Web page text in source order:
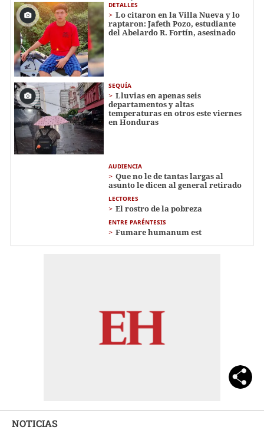
DETALLES
Lo citaron en la Villa Nueva y lo
raptaron: Jafeth Pozo, estudiante
del Abelardo R. Fortín, asesinado
SEQUÍA
Lluvias en apenas seis
departamentos y altas
temperaturas en otros este viernes
en Honduras
AUDIENCIA
Que no le de tantas largas al
asunto le dicen al general retirado
LECTORES
El rostro de la pobreza
ENTRE PARÉNTESIS
Fumare humanum est
NOTICIAS